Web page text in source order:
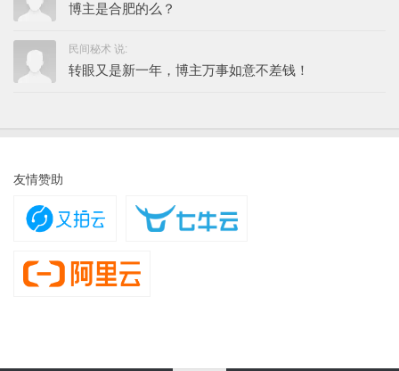
博主是合肥的么？
民间秘术 说:
转眼又是新一年，博主万事如意不差钱！
友情赞助